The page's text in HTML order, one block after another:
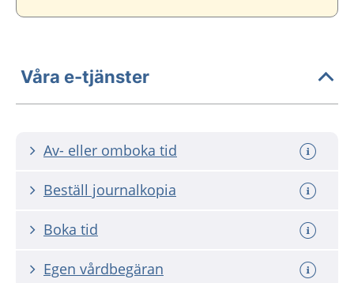
Våra e-tjänster
Av- eller omboka tid
Beställ journalkopia
Boka tid
Egen vårdbegäran